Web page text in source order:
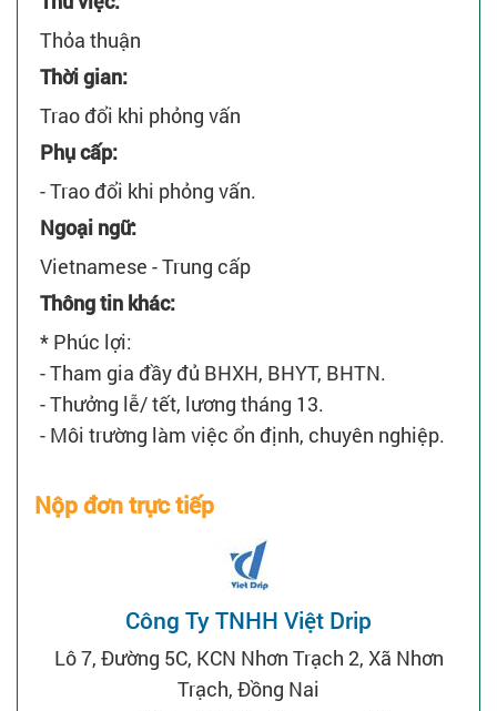
Thỏa thuận
Thời gian:
Trao đổi khi phỏng vấn
Phụ cấp:
- Trao đổi khi phỏng vấn.
Ngoại ngữ:
Vietnamese - Trung cấp
Thông tin khác:
* Phúc lợi:
- Tham gia đầy đủ BHXH, BHYT, BHTN.
- Thưởng lễ/ tết, lương tháng 13.
- Môi trường làm việc ổn định, chuyên nghiệp.
Nộp đơn trực tiếp
Công Ty TNHH Việt Drip
Lô 7, Đường 5C, KCN Nhơn Trạch 2, Xã Nhơn
Trạch, Đồng Nai